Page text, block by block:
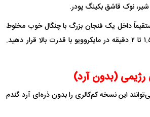
داخل یک فنجان بزرگ با چنگال خوب مخلوط
کنید. فنجان را به مدت ۱.۵ تا ۲ دقیقه در مایکروویو با قدرت بالا قرار دهید.
این نسخه کم‌کالری را بدون ذره‌ای آرد گندم